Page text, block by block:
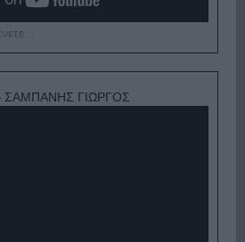
ΣΑΜΠΑΝΗΣ ΓΙΩΡΓΟΣ